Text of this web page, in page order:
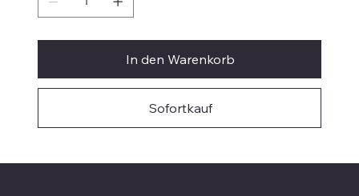
In den Warenkorb
Sofortkauf